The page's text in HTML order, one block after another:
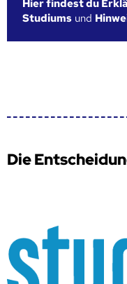
Hier findest du
Studiums und
Die